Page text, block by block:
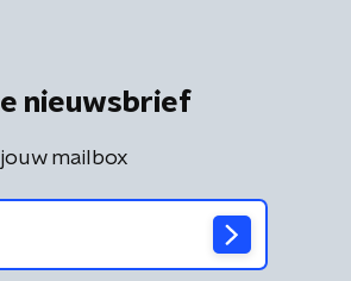
nieuwsbrief
mailbox